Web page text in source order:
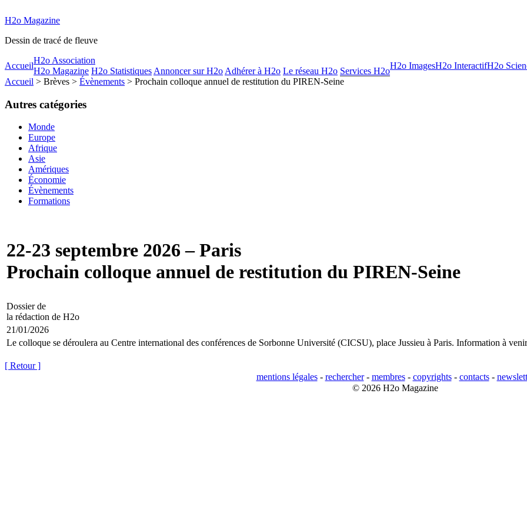
H2o Magazine
Dessin de tracé de fleuve
Accueil
H2o Association
H2o Magazine H2o Statistiques Annoncer sur H2o Adhérer à H2o Le réseau H2o Services H2o
H2o ImagesH2o InteractifH2o
Accueil > Brèves > Évènements > Prochain colloque annuel de restitution du PIREN-Seine
Autres catégories
Monde
Europe
Afrique
Asie
Amériques
Économie
Évènements
Formations
22-23 septembre 2026 – Paris
Prochain colloque annuel de restitution du PIREN-Seine
Dossier de
la rédaction de H2o
21/01/2026
Le colloque se déroulera au Centre international des conférences de Sorbonne Université (CICSU), place Jussieu à Paris. Information à
[ Retour ]
mentions légales- rechercher- membres- copyrights- contacts-
© 2026 H2o Magazine